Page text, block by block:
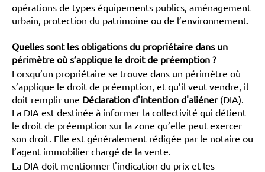
opérations de types équipements publics, aménagement
urbain, protection du patrimoine ou de l’environnement.
Quelles sont les obligations du propriétaire dans un
périmètre où s’applique le droit de préemption ?
Lorsqu’un propriétaire se trouve dans un périmètre où
s’applique le droit de préemption, et qu’il veut vendre, il
doit remplir une Déclaration d'intention d'aliéner(DIA).
La DIA est destinée à informer la collectivité qui détient
le droit de préemption sur la zone qu’elle peut exercer
son droit. Elle est généralement rédigée par le notaire ou
l’agent immobilier chargé de la vente.
La DIA doit mentionner l'indication du prix et les